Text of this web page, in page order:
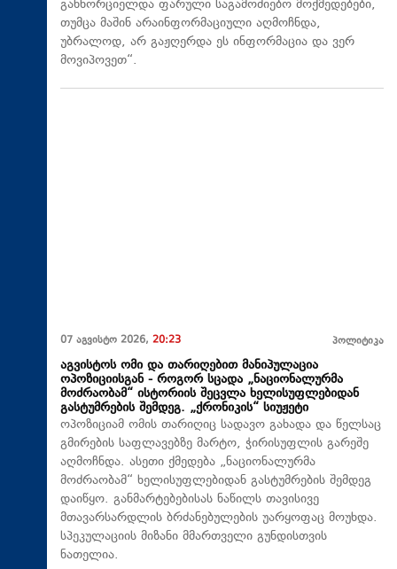
განხორციელდა ფარული საგამოძიებო მოქმედებები,
თუმცა მაშინ არაინფორმაციული აღმოჩნდა,
უბრალოდ, არ გაჟღერდა ეს ინფორმაცია და ვერ
მოვიპოვეთ“.
07 აგვისტო 2026, 20:23 პოლიტიკა
აგვისტოს ომი და თარიღებით მანიპულაცია
ოპოზიციისგან - როგორ სცადა „ნაციონალურმა
მოძრაობამ“ ისტორიის შეცვლა ხელისუფლებიდან
გასტუმრების შემდეგ. „ქრონიკის“ სიუჟეტი
ოპოზიციამ ომის თარიღიც სადავო გახადა და წელსაც
გმირების საფლავებზე მარტო, ჭირისუფლის გარეშე
აღმოჩნდა. ასეთი ქმედება „ნაციონალურმა
მოძრაობამ“ ხელისუფლებიდან გასტუმრების შემდეგ
დაიწყო. განმარტებებისას ნაწილს თავისივე
მთავარსარდლის ბრძანებულების უარყოფაც მოუხდა.
სპეკულაციის მიზანი მმართველი გუნდისთვის
ნათელია.